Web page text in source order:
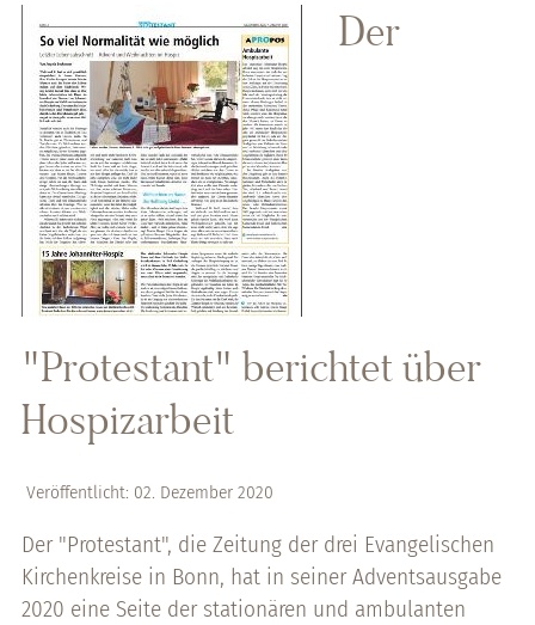
Der
"Protestant" berichtet über
Hospizarbeit
Veröffentlicht: 02. Dezember 2020
Der "Protestant", die Zeitung der drei Evangelischen
Kirchenkreise in Bonn, hat in seiner Adventsausgabe
2020 eine Seite der stationären und ambulanten